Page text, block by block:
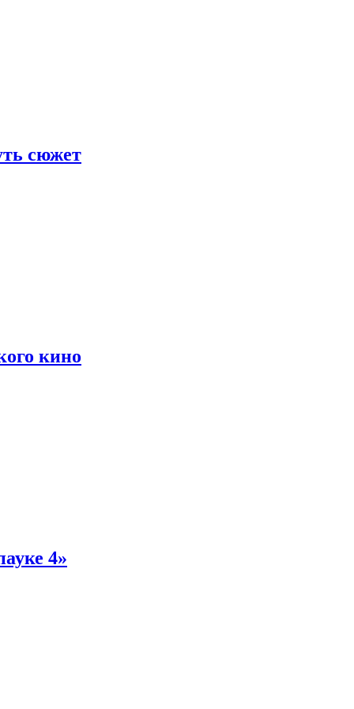
сюжет
кино
4»